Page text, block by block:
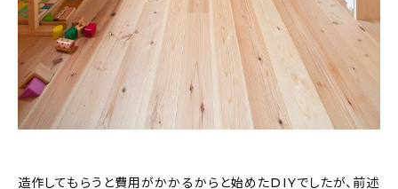
造作してもらうと費用がかかるからと始めたDIYでしたが、前述